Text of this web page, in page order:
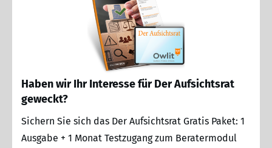
Haben wir Ihr Interesse für Der Aufsichtsrat
geweckt?
Sichern Sie sich das Der Aufsichtsrat Gratis Paket: 1
Ausgabe + 1 Monat Testzugang zum Beratermodul